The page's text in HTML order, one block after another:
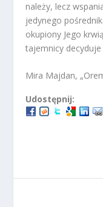
należy, lecz
jedynego
okupiony Jego
tajemnicy
Mira Majdan,
Udostępnij: